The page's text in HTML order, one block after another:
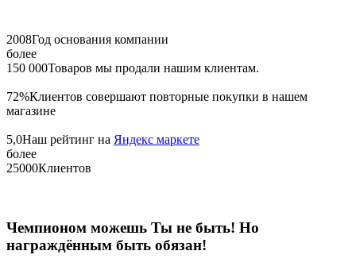
2008Год основания компании
более
150 000Товаров мы продали нашим клиентам.
72%Клиентов совершают повторные покупки в нашем
магазине
5,0Наш рейтинг на Яндекс маркете
более
25000Клиентов
Чемпионом можешь Ты не быть! Но
награждённым быть обязан!